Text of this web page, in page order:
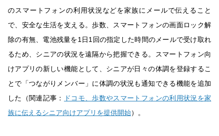
のスマートフォンの利用状況などを家族にメールで伝えること
で、安全な生活を支える。歩数、スマートフォンの画面ロック解
除の有無、電池残量を1日1回の指定した時間のメールで受け取れ
るため、シニアの状況を遠隔から把握できる。スマートフォン向
けアプリの新しい機能として、シニアが日々の体調を登録するこ
とで「つながりメンバー」に体調の状況も通知できる機能を追加
した（関連記事：
ドコモ、歩数やスマートフォンの利用状況を家
族に伝えるシニア向けアプリを提供開始）。